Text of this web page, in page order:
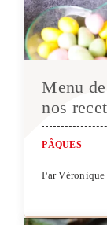
Menu
nos
PÂQUES
Par